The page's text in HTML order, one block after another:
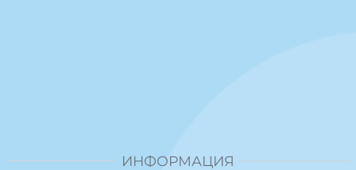
ИНФОРМАЦИЯ